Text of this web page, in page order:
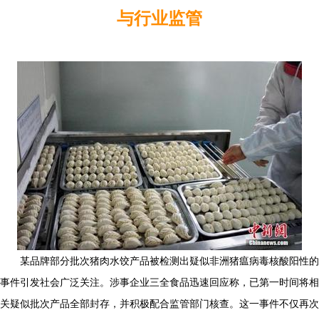
与行业监管
某品牌部分批次猪肉水饺产品被检测出疑似非洲猪瘟病毒核酸阳性的
事件引发社会广泛关注。涉事企业三全食品迅速回应称，已第一时间将相
关疑似批次产品全部封存，并积极配合监管部门核查。这一事件不仅再次